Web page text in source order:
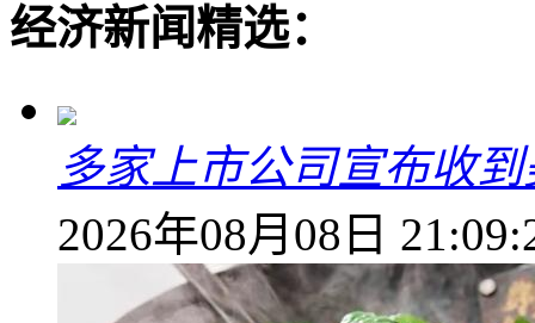
经济新闻精选：
多家上市公司宣布收
2026年08月08日